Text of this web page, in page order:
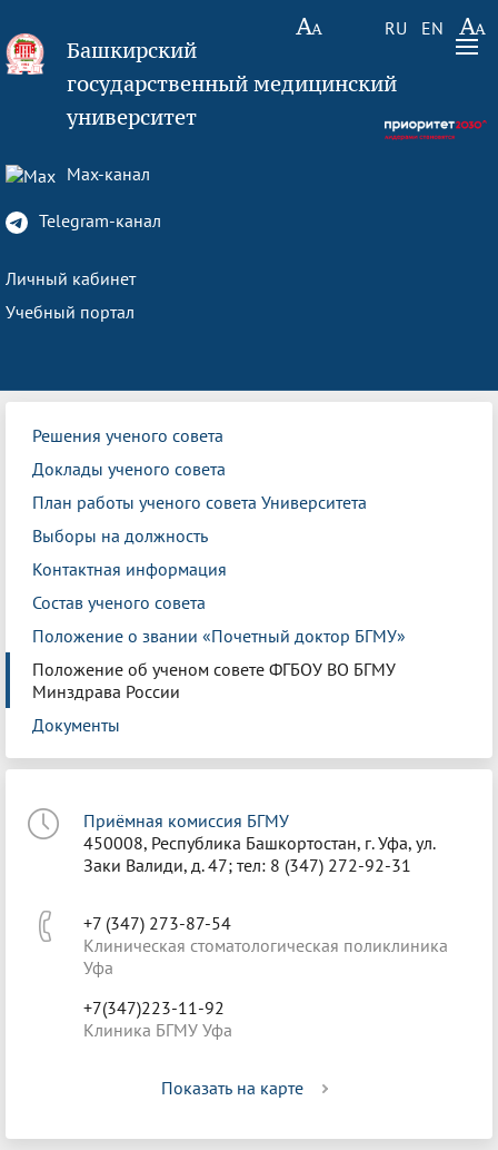
RU EN
Башкирский
государственный медицинский
университет
Max-канал
Telegram-канал
Личный кабинет
Учебный портал
Решения ученого совета
Доклады ученого совета
План работы ученого совета Университета
Выборы на должность
Контактная информация
Состав ученого совета
Положение о звании «Почетный доктор БГМУ»
Положение об ученом совете ФГБОУ ВО БГМУ
Минздрава России
Документы
Приёмная комиссия БГМУ
450008, Республика Башкортостан, г. Уфа, ул.
Заки Валиди, д. 47; тел: 8 (347) 272-92-31
+7 (347) 273-87-54
Клиническая стоматологическая поликлиника
Уфа
+7(347)223-11-92
Клиника БГМУ Уфа
Показать на карте